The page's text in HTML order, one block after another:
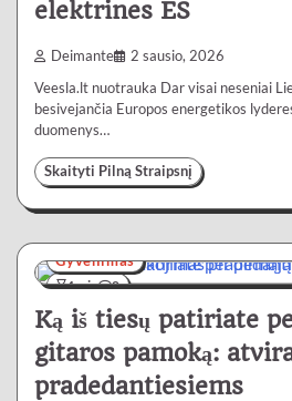
elektrines ES
Deimante 2 sausio, 2026
Veesla.lt nuotrauka Dar visai neseniai
besivejančia Europos energetikos
duomenys…
Skaityti Pilną Straipsnį
4 min 0
Gyvenimas
Ką iš tiesų patiriate
gitaros pamoką:
pradedantiesiems